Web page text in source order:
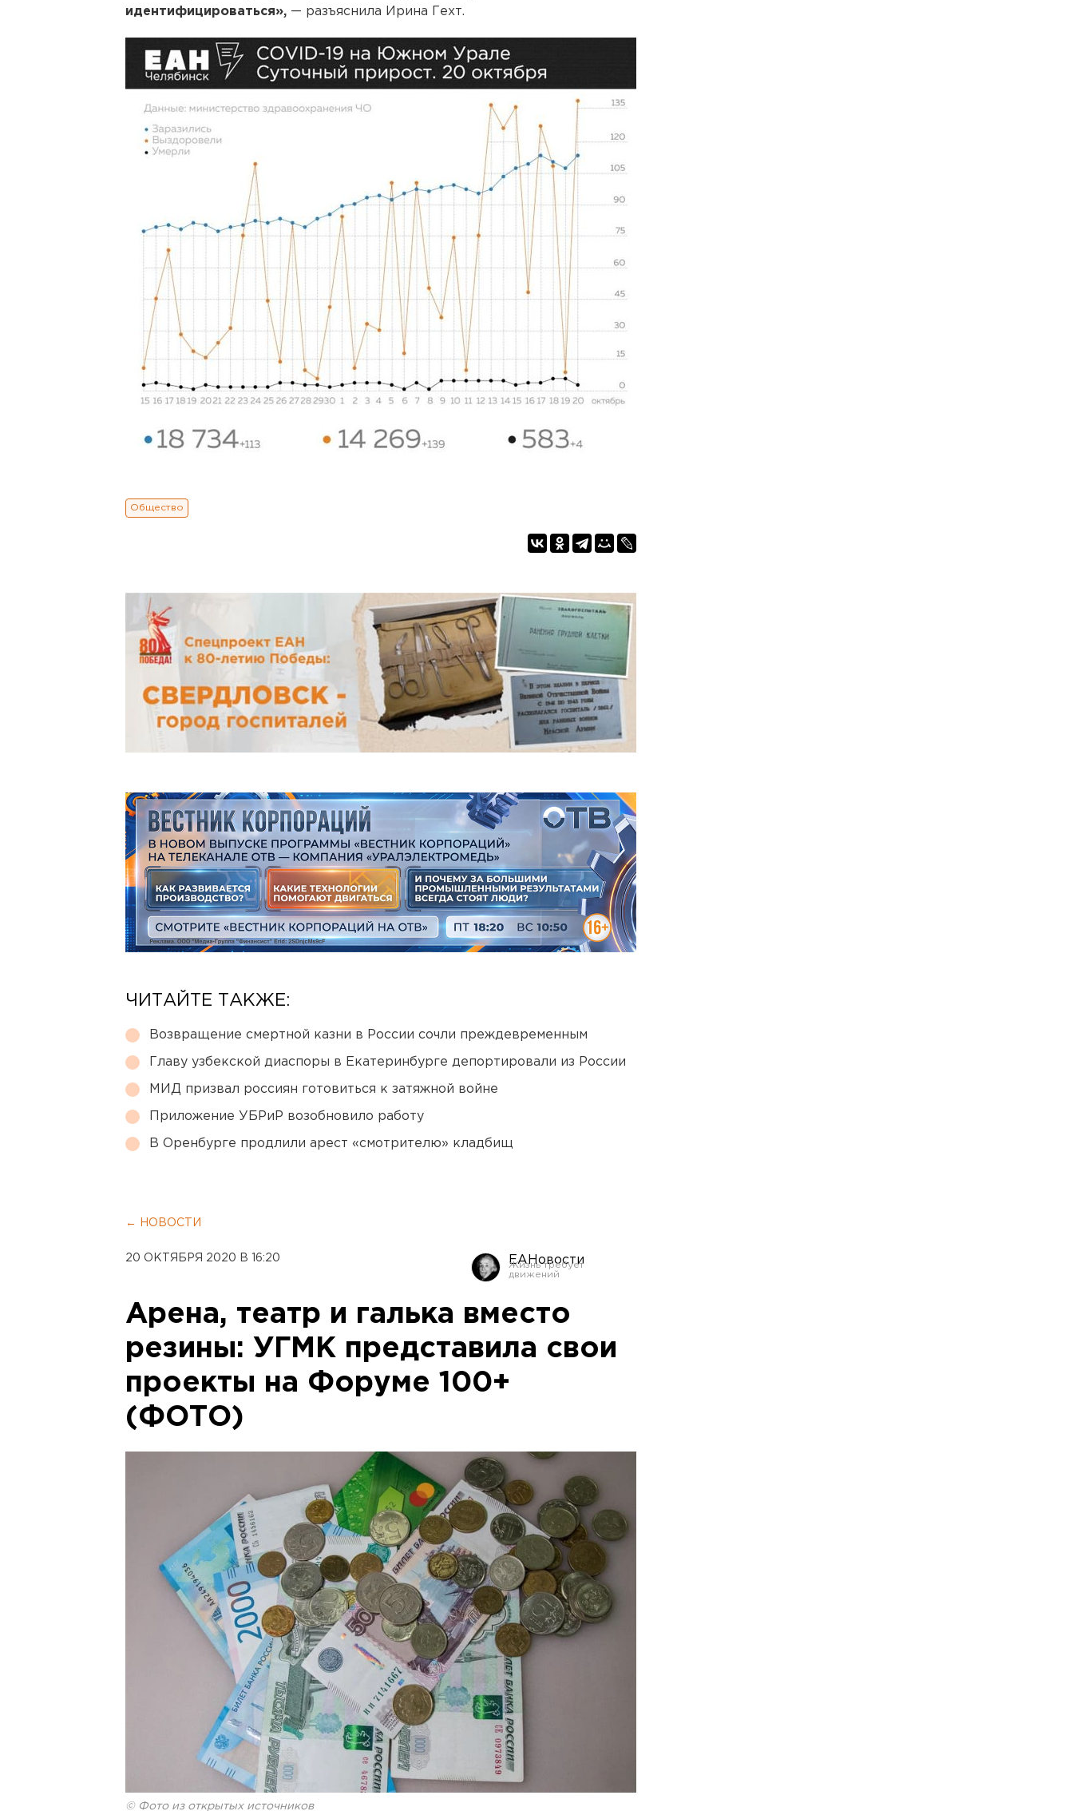
идентифицироваться», — разъяснила Ирина Гехт.
Общество
ЧИТАЙТЕ ТАКЖЕ:
Возвращение смертной казни в России сочли преждевременным
Главу узбекской диаспоры в Екатеринбурге депортировали из России
МИД призвал россиян готовиться к затяжной войне
Приложение УБРиР возобновило работу
В Оренбурге продлили арест «смотрителю» кладбищ
← НОВОСТИ
20 ОКТЯБРЯ 2020 В 16:20 ЕАНовости
Арена, театр и галька вместо
резины: УГМК представила свои
проекты на Форуме 100+
(ФОТО)
© Фото из открытых источников